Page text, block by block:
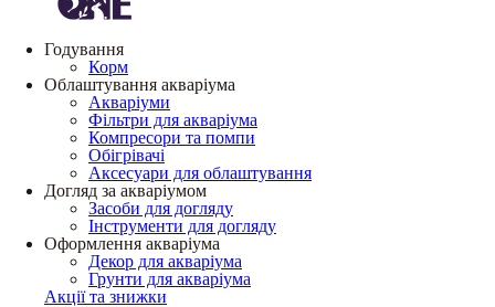
Годування
Корм
Облаштування акваріума
Акваріуми
Фільтри для акваріума
Компресори та помпи
Обігрівачі
Аксесуари для облаштування
Догляд за акваріумом
Засоби для догляду
Інструменти для догляду
Оформлення акваріума
Декор для акваріума
Грунти для акваріума
Акції та знижки